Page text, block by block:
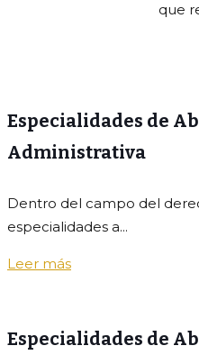
que
Especialidades de
Administrativa
Dentro del campo del
especialidades a...
Leer más
Especialidades de